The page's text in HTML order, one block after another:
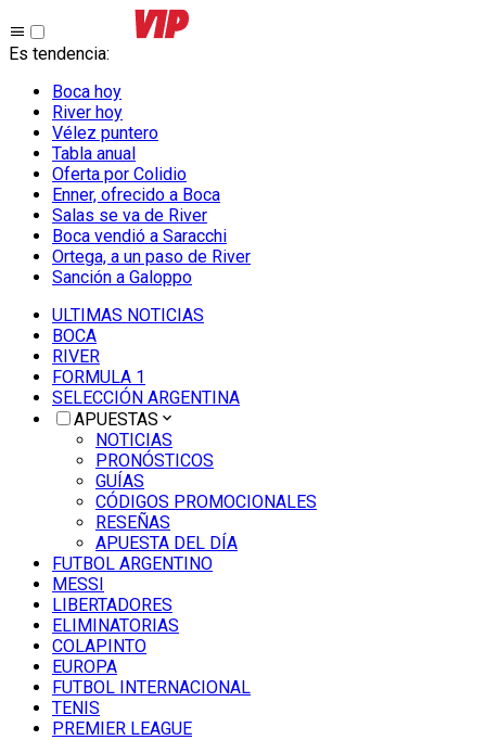
Es tendencia:
Boca hoy
River hoy
Vélez puntero
Tabla anual
Oferta por Colidio
Enner, ofrecido a Boca
Salas se va de River
Boca vendió a Saracchi
Ortega, a un paso de River
Sanción a Galoppo
ULTIMAS NOTICIAS
BOCA
RIVER
FORMULA 1
SELECCIÓN ARGENTINA
APUESTAS
NOTICIAS
PRONÓSTICOS
GUÍAS
CÓDIGOS PROMOCIONALES
RESEÑAS
APUESTA DEL DÍA
FUTBOL ARGENTINO
MESSI
LIBERTADORES
ELIMINATORIAS
COLAPINTO
EUROPA
FUTBOL INTERNACIONAL
TENIS
PREMIER LEAGUE